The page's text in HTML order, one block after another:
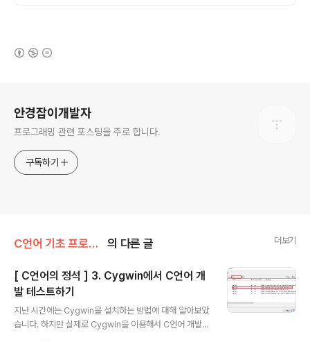
안경잡이개발자
프로그래밍 관련 포스팅을 주로 합니다.
구독하기
C언어 기초 프로그래밍 의 다른 글 더보기
[ C언어의 정석 ] 3. Cygwin에서 C언어 개
발 테스트하기
지난 시간에는 Cygwin을 설치하는 방법에 대해 알아보았
습니다. 하지만 실제로 Cygwin을 이용해서 C언어 개발을